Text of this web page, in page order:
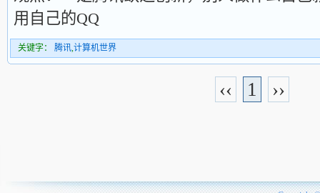
用自己的QQ
关键字： 腾讯,计算机世界
‹‹ 1 ››